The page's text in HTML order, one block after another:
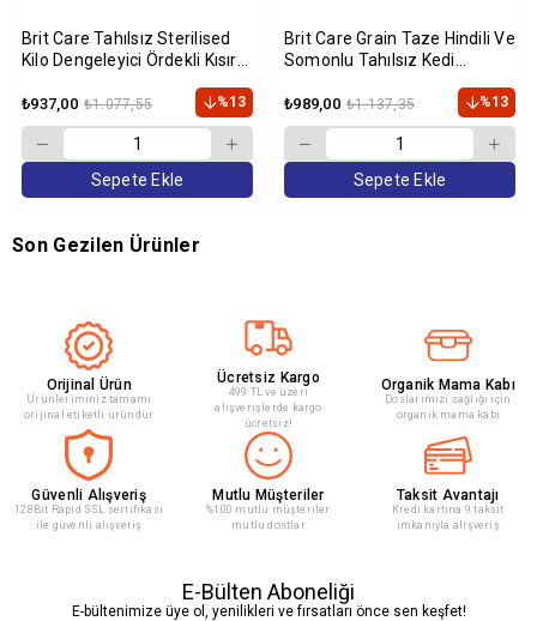
Brit Care Tahılsız Sterilised
Kilo Dengeleyici Ördekli Kısır
₺937,00 ₺1.077,55 %13
Sepete Ekle
Brit Care Grain Taze Hindili Ve
Somonlu Tahılsız Kedi
₺989,00 ₺1.137,35 %13
Sepete Ekle
Son Gezilen Ürünler
Orijinal Ürün
Ürünleriminiz tamamı
orijinal etiketli üründür
Ücretsiz Kargo
499 TL ve üzeri
alışverişlerde kargo
ücretsiz!
Organik Mama Kabı
Doslarımızı sağlığı için
organik mama kabı
Güvenli Alışveriş
128Bit Rapid SSL sertifikası
ile güvenli alışveriş
Mutlu Müşteriler
%100 mutlu müşteriler
mutlu dostlar
Taksit Avantajı
Kredi kartına 9 taksit
imkanıyla alışveriş
E-Bülten Aboneliği
E-bültenimize üye ol, yenilikleri ve fırsatları önce sen keşfet!